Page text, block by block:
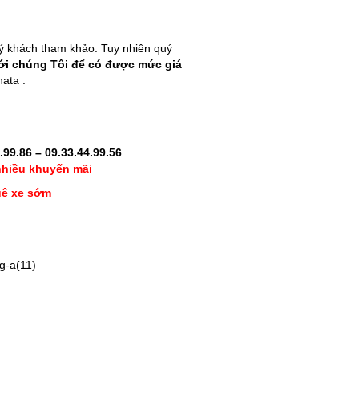
khách tham khảo. Tuy nhiên quý
chúng Tôi để có được mức giá
:
– 09.33.44.99.56
khuyến mãi
xe sớm